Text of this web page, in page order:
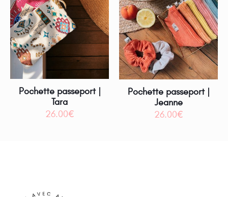
Pochette passeport |
Tara
26.00€
Pochette passeport |
Jeanne
26.00€